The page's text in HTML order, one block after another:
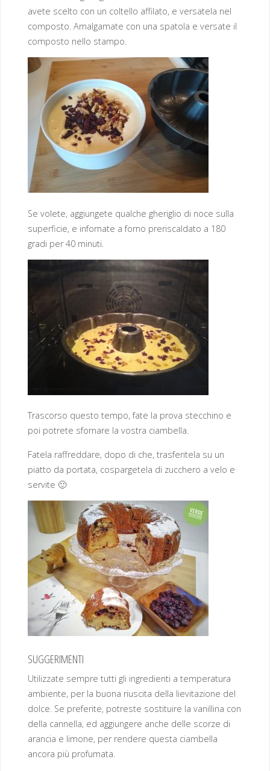
avete scelto con un coltello affilato, e versatela nel
composto. Amalgamate con una spatola e versate il
composto nello stampo.
Se volete, aggiungete qualche gheriglio di noce sulla
superficie, e infornate a forno preriscaldato a 180
gradi per 40 minuti.
Trascorso questo tempo, fate la prova stecchino e
poi potrete sfornare la vostra ciambella.
Fatela raffreddare, dopo di che, trasferitela su un
piatto da portata, cospargetela di zucchero a velo e
servite 🙂
SUGGERIMENTI
Utilizzate sempre tutti gli ingredienti a temperatura
ambiente, per la buona riuscita della lievitazione del
dolce. Se preferite, potreste sostituire la vanillina con
della cannella, ed aggiungere anche delle scorze di
arancia e limone, per rendere questa ciambella
ancora più profumata.